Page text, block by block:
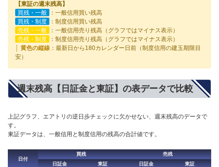
【東証の週末残高】
買残・一般
：一般信用買い残高
買残・制度
：制度信用買い残高
売残・一般
：一般信用売り残高（グラフではマイナス表示）
売残・制度
：制度信用売り残高（グラフではマイナス表示）
│ 黄色の縦線 ：最新日から180カレンダー日前（制度信用の建玉期限目
安）
週末残高【日証金と東証】の表データで比較
上記グラフ、エアトリの逆日歩チェックに欠かせない、週末残高のデータで
す。
東証データは、一般信用と制度信用の残高の合計値です。
日付
買残
売残
日証金
東証 日証金
東証